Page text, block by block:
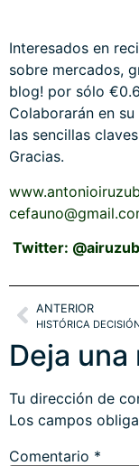
Interesados en
sobre mercados,
blog! por sólo
Colaborarán en
las sencillas
Gracias.
Twitter:
ANTERIOR
Deja
Tu dirección de
Los campos
Comentario *